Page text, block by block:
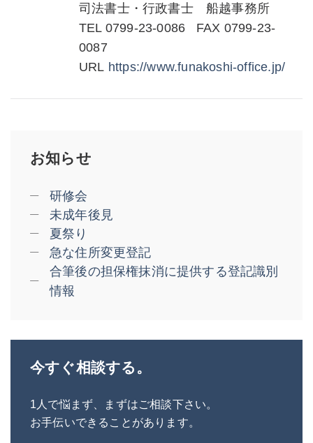
司法書士・行政書士 船越事務所
TEL 0799-23-0086 FAX 0799-23-
0087
URL https://www.funakoshi-office.jp/
お知らせ
研修会
未成年後見
夏祭り
急な住所変更登記
合筆後の担保権抹消に提供する登記識別
情報
今すぐ相談する。
1人で悩まず、まずはご相談下さい。
お手伝いできることがあります。